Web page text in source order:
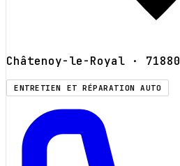
Châtenoy-le-Royal · 71880
ENTRETIEN ET RÉPARATION AUTO